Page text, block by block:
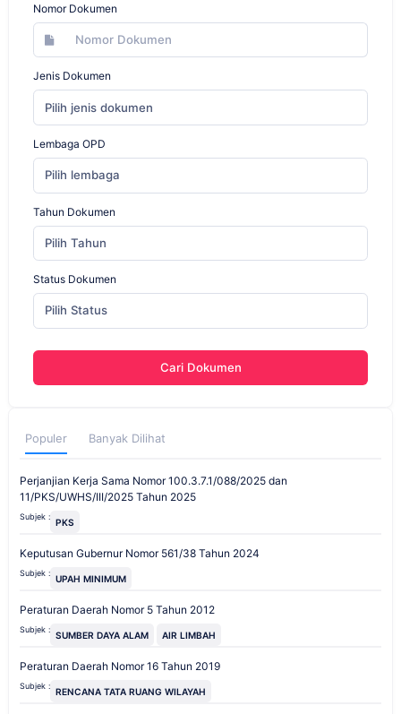
Nomor Dokumen
Jenis Dokumen
Pilih jenis dokumen
Lembaga OPD
Pilih lembaga
Tahun Dokumen
Pilih Tahun
Status Dokumen
Pilih Status
Cari Dokumen
Populer Banyak Dilihat
Perjanjian Kerja Sama Nomor 100.3.7.1/088/2025 dan
11/PKS/UWHS/III/2025 Tahun 2025
Subjek : PKS
Keputusan Gubernur Nomor 561/38 Tahun 2024
Subjek : UPAH MINIMUM
Peraturan Daerah Nomor 5 Tahun 2012
Subjek : SUMBER DAYA ALAM AIR LIMBAH
Peraturan Daerah Nomor 16 Tahun 2019
Subjek : RENCANA TATA RUANG WILAYAH